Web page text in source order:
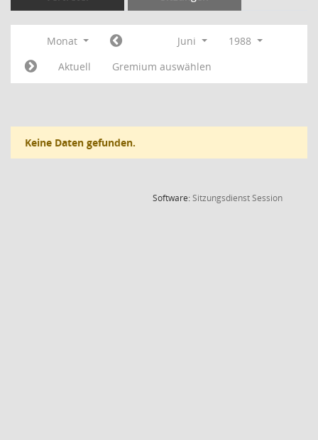
Monat Juni
1988
Aktuell
Gremium auswählen
Keine Daten gefunden.
Software:SitzungsdienstSession(Wird in